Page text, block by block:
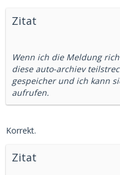
Laut untenstehender
kann das jemand schon so
http://www8.garmin.com/
id=5071
AutoSave Bug:
http://garmin.blogs.com/
Zitat
Wenn ich die Meldung
diese auto-archiev
gespeicher und ich kann
aufrufen.
Korrekt.
Zitat